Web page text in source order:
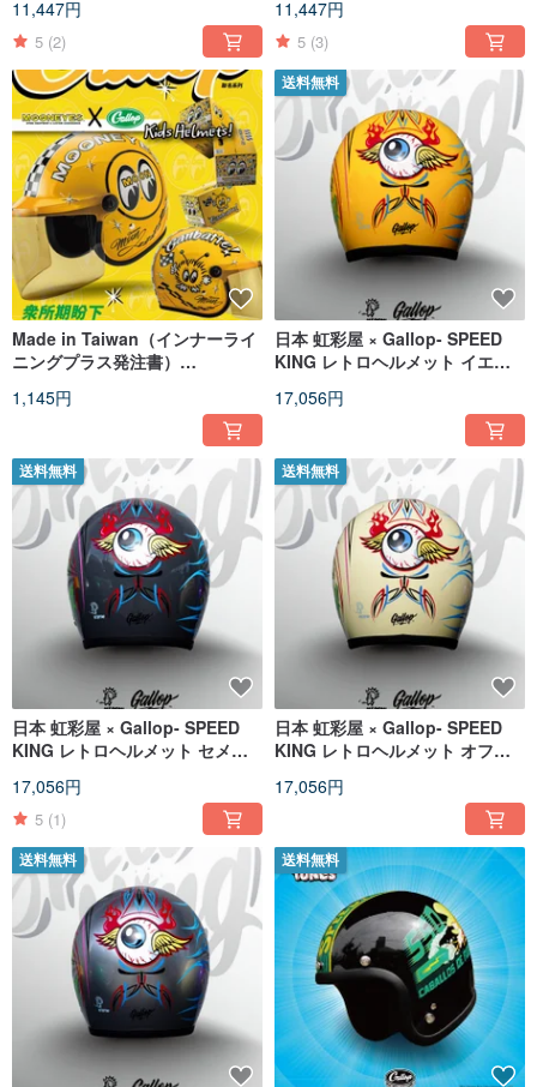
ー）
11,447円
5 (2)
ダー）
11,447円
5 (3)
Made in Taiwan（インナーライ
ニングプラス発注書）
ルメットジョイントキッズハッ
1,145円
送料無料
日本 虹彩屋 × Gallop- SPEED
KING レトロヘルメット イエロ
17,056円
送料無料
日本 虹彩屋 × Gallop- SPEED
KING レトロヘルメット セメン
17,056円
5 (1)
送料無料
日本 虹彩屋 × Gallop- SPEED
KING レトロヘルメット オフホ
17,056円
送料無料 送料無料